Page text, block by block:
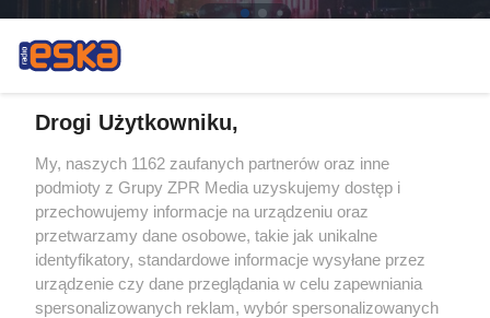
Drogi Użytkowniku,
My, naszych 1162 zaufanych partnerów oraz inne
podmioty z Grupy ZPR Media uzyskujemy dostęp i
przechowujemy informacje na urządzeniu oraz
przetwarzamy dane osobowe, takie jak unikalne
identyfikatory, standardowe informacje wysyłane przez
urządzenie czy dane przeglądania w celu zapewniania
spersonalizowanych reklam, wybór spersonalizowanych